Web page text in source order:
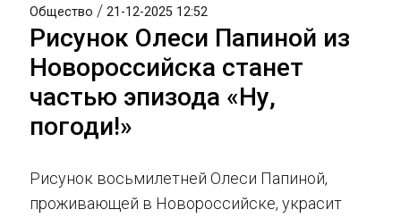
Общество / 21-12-2025 12:52
Рисунок Олеси Папиной из
Новороссийска станет
частью эпизода «Ну,
погоди!»
Рисунок восьмилетней Олеси Папиной,
проживающей в Новороссийске, украсит